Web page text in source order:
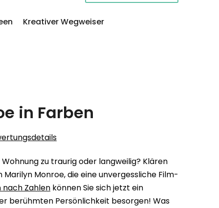
Kreativer Wegweiser
in Farben
zu traurig oder langweilig? Klären
Monroe, die eine unvergessliche Film-
nach Zahlen können Sie sich jetzt ein
berühmten Persönlichkeit besorgen! Was